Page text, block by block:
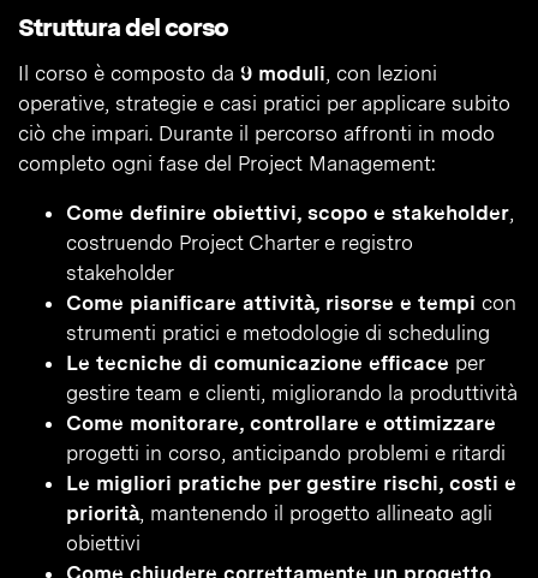
Struttura del corso
Il corso è composto da 9 moduli, con lezioni
operative, strategie e casi pratici per applicare subito
ciò che impari. Durante il percorso affronti in modo
completo ogni fase del Project Management:
Come definire obiettivi, scopo e stakeholder,
costruendo Project Charter e registro
stakeholder
Come pianificare attività, risorse e tempi con
strumenti pratici e metodologie di scheduling
Le tecniche di comunicazione efficace per
gestire team e clienti, migliorando la produttività
Come monitorare, controllare e ottimizzare
progetti in corso, anticipando problemi e ritardi
Le migliori pratiche per gestire rischi, costi e
priorità, mantenendo il progetto allineato agli
obiettivi